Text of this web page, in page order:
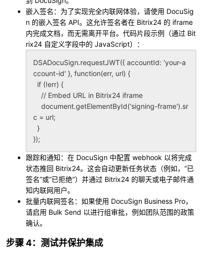
嵌入签名 ：为了实现完全内联网体验，请使用 DocuSig
n 的嵌入签名 API。这允许签名者在 Bitrix24 的 iframe
内完成文档，而无需离开平台。代码片段示例（通过 Bit
rix24 自定义字段中的 JavaScript）：
DSADocuSign.requestJWT({ accountId: 'your-a
ccount-id' }, function(err, url) {
c = url;
跟踪和通知：在 DocuSign 中配置 webhook 以将完成
状态推回 Bitrix24。这会自动更新任务状态（例如，“已
签名”或“已拒绝”）并通过 Bitrix24 的聊天或电子邮件通
知内联网用户。
批量内联网签名 ：如果使用 DocuSign Business Pro，
请启用 Bulk Send 以进行组审批，例如团队范围的政策
确认。
步骤 4：测试并保护集成